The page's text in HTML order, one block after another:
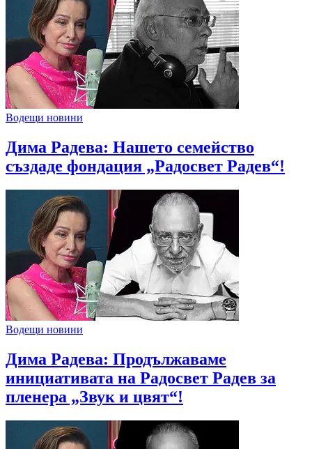
Водещи новини
Дима Радева: Нашето семейство
създаде фондация „Радосвет Радев“!
Водещи новини
Дима Радева: Продължаваме
инициативата на Радосвет Радев за
пленера „Звук и цвят“!